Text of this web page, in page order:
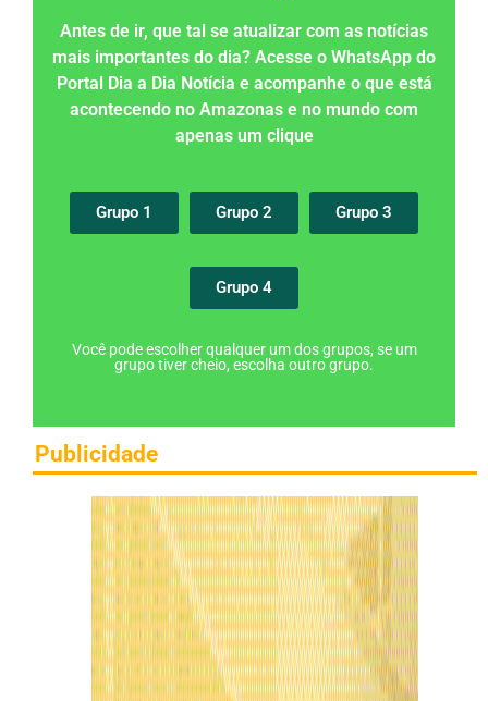
Antes de ir, que tal se atualizar com as notícias
mais importantes do dia? Acesse o WhatsApp do
Portal Dia a Dia Notícia e acompanhe o que está
acontecendo no Amazonas e no mundo com
apenas um clique
Grupo 1 Grupo 2 Grupo 3
Grupo 4
Você pode escolher qualquer um dos grupos, se um
grupo tiver cheio, escolha outro grupo.
Publicidade